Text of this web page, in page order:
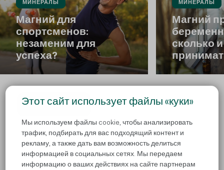
Этот сайт использует файлы «куки»
Мы используем файлы cookie, чтобы анализировать
трафик, подбирать для вас подходящий контент и
рекламу, а также дать вам возможность делиться
информацией в социальных сетях. Мы передаем
информацию о ваших действиях на сайте партнерам
МИНЕРАЛЫ
Магний для
спортсменов:
незаменим для
успеха?
МИНЕРАЛЫ
Магний
сколько
ВСЕ СОВЕТЫ